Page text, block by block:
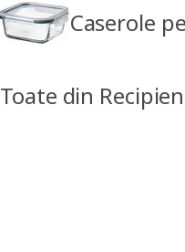
Caserole
Toate din